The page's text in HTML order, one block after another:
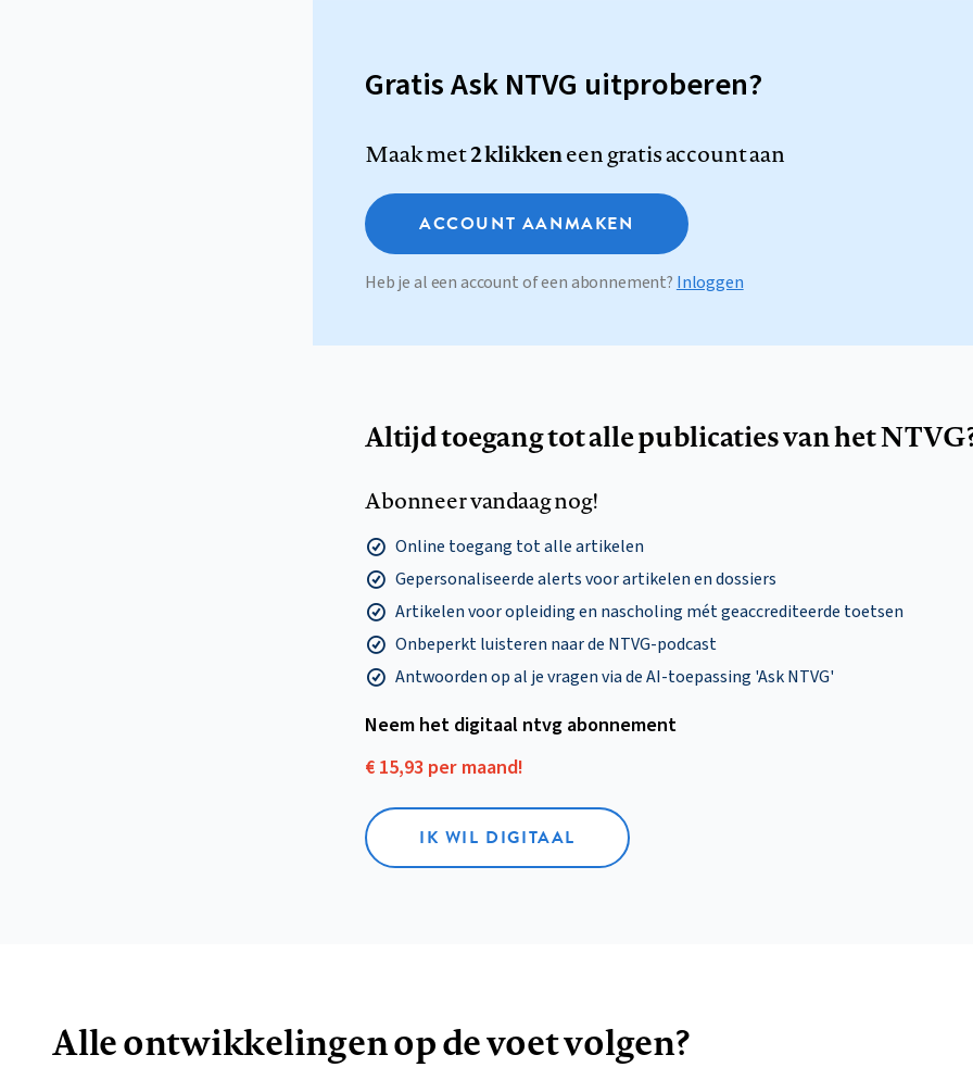
Gratis Ask NTVG uitproberen?
Maak met2 klikkeneen gratis account aan
ACCOUNT AANMAKEN
Heb je al een account of een abonnement? Inloggen
Altijd toegang tot alle publicaties van het
Abonneer vandaag nog!
Online toegang tot alle artikelen
Gepersonaliseerde alerts voor artikelen en dossiers
Artikelen voor opleiding en nascholing mét geaccrediteerde toetsen
Onbeperkt luisteren naar de NTVG-podcast
Antwoorden op al je vragen via de AI-toepassing 'Ask NTVG'
Neem het digitaal ntvg abonnement
€ 15,93 per maand!
IK WIL DIGITAAL
Alle ontwikkelingen op de voet volgen?